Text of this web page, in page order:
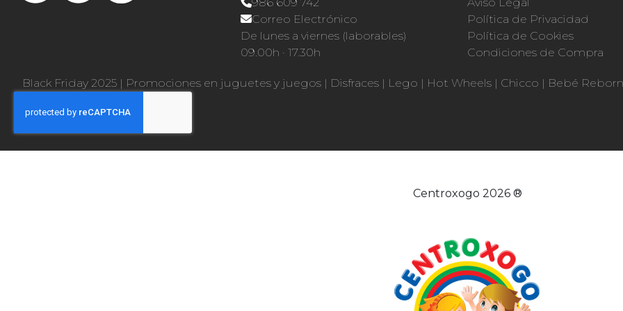
Correo Electrónico
De lunes a viernes (laborables)
09.00h · 17.30h
Política de Privacidad
Política de Cookies
Condiciones de Compra
Black Friday 2025 | Promociones en juguetes y juegos | Disfraces | Lego | Hot Wheels | Chicco | Bebé Reborn
Centroxogo 2026 ®